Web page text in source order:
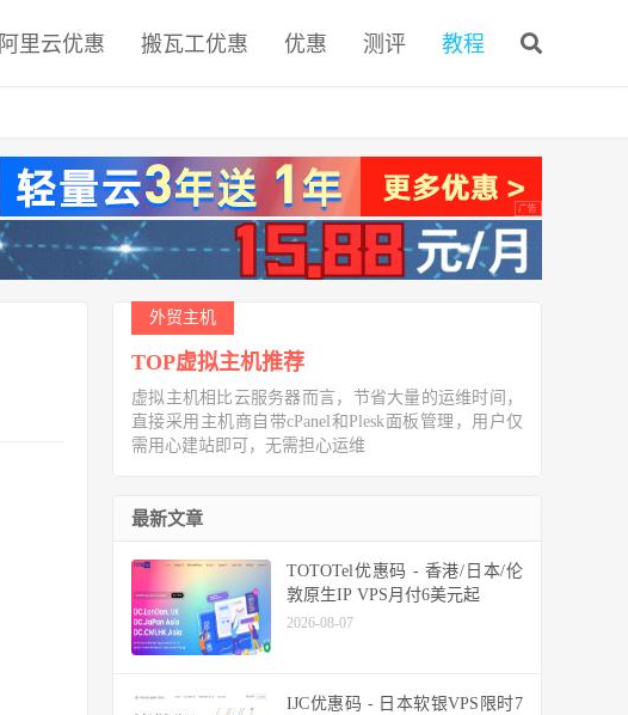
阿里云优惠 搬瓦工优惠 优惠 测评 教程
外贸主机
TOP虚拟主机推荐
虚拟主机相比云服务器而言，节省大量的运维时间，
直接采用主机商自带cPanel和Plesk面板管理，用户仅
需用心建站即可，无需担心运维
最新文章
TOTOTel优惠码 - 香港/日本/伦
敦原生IP VPS月付6美元起
2026-08-07
IJC优惠码 - 日本软银VPS限时7